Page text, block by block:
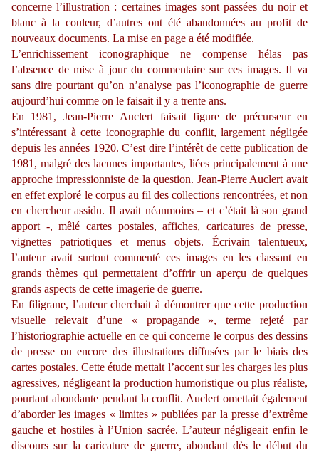
concerne l’illustration : certaines images sont passées du noir et
blanc à la couleur, d’autres ont été abandonnées au profit de
nouveaux documents. La mise en page a été modifiée.
L’enrichissement iconographique ne compense hélas pas
l’absence de mise à jour du commentaire sur ces images. Il va
sans dire pourtant qu’on n’analyse pas l’iconographie de guerre
aujourd’hui comme on le faisait il y a trente ans.
En 1981,
Jean-Pierre
Auclert faisait figure de précurseur en
s’intéressant à cette iconographie du conflit, largement négligée
depuis les années 1920. C’est dire l’intérêt de cette publication de
1981, malgré des lacunes importantes, liées principalement à une
approche impressionniste de la question. Jean-Pierre Auclert avait
en effet exploré le corpus au fil des collections rencontrées, et non
en chercheur assidu. Il avait néanmoins – et c’était là son grand
apport -, mêlé cartes postales, affiches, caricatures de presse,
vignettes patriotiques et menus objets. Écrivain talentueux,
l’auteur avait surtout commenté ces images en les classant en
grands thèmes qui permettaient d’offrir un aperçu de quelques
grands aspects de cette imagerie de guerre.
En filigrane, l’auteur cherchait à démontrer que cette production
visuelle relevait d’une « propagande », terme rejeté par
l’historiographie actuelle en ce qui concerne le corpus des dessins
de presse ou encore des illustrations diffusées par le biais des
cartes postales. Cette étude mettait l’accent sur les charges les plus
agressives, négligeant la production humoristique ou plus réaliste,
pourtant abondante pendant la conflit. Auclert omettait également
d’aborder les images « limites » publiées par la presse d’extrême
gauche et hostiles à l’Union sacrée. L’auteur négligeait enfin le
discours sur la caricature de guerre, abondant dès le début du